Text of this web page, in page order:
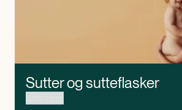
Sutter og sutteflasker